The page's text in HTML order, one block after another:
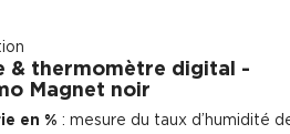
& thermomètre digital -
Magnet noir
en % : mesure du taux d’humidité